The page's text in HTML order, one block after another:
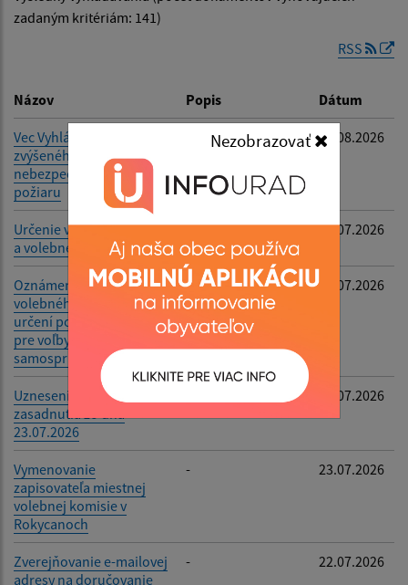
Nezobrazovať
Dátum zverejnenia od:
Filtrovať
zadaným kritériám: 141)
RSS
Názov Popis Dátum
Vec Vyhlásenie času
zvýšeného
nebezpečenstva vzniku
požiaru
04.08.2026
Určenie volebné okrsku
a volebnej miestnosti
- 24.07.2026
Oznámenie o utvorení
volebného obvodu a o
určení počtu poslancov
pre voľby do orgánov
samosprávy obcí
- 23.07.2026
Uznesenia zo XXII.
zasadnutia zo dňa
23.07.2026
23.07.2026
Vymenovanie
zapisovateľa miestnej
volebnej komisie v
Rokycanoch
- 23.07.2026
Zverejňovanie e-mailovej
adresy na doručovanie
- 22.07.2026